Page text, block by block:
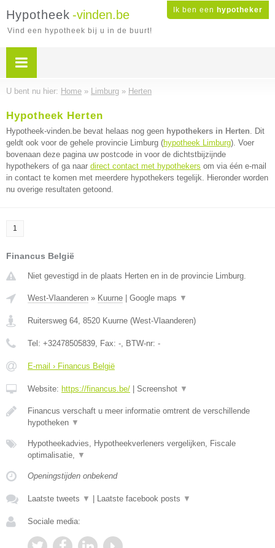
Ik ben een hypotheker
Hypotheek -vinden.be
Vind een hypotheek bij u in de buurt!
U bent nu hier: Home » Limburg » Herten
Hypotheek Herten
Hypotheek-vinden.be bevat helaas nog geen hypothekers in Herten. Dit
geldt ook voor de gehele provincie Limburg (hypotheek Limburg). Voer
bovenaan deze pagina uw postcode in voor de dichtstbijzijnde
hypothekers of ga naar direct contact met hypothekers om via één e-mail
in contact te komen met meerdere hypothekers tegelijk. Hieronder worden
nu overige resultaten getoond.
1
Financus België
Niet gevestigd in de plaats Herten en in de provincie Limburg.
West-Vlaanderen » Kuurne Google maps ▼
Ruitersweg 64, 8520 Kuurne (West-Vlaanderen)
Tel: +32478505839, Fax: -, BTW-nr: -
E-mail › Financus België
Website: https://financus.be/ Screenshot ▼
Financus verschaft u meer informatie omtrent de verschillende
hypotheken ▼
Hypotheekadvies, Hypotheekverleners vergelijken, Fiscale
optimalisatie, ▼
Openingstijden onbekend
Laatste tweets ▼ Laatste facebook posts ▼
Sociale media: